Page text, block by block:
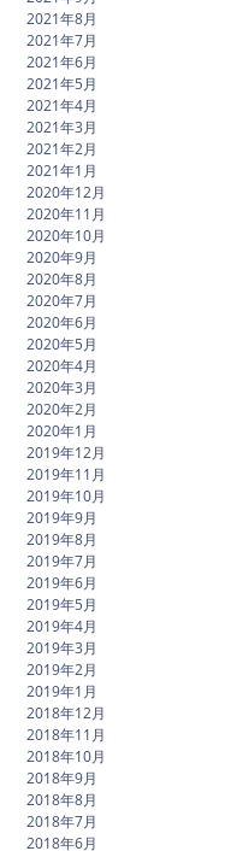
2021年8月
2021年7月
2021年6月
2021年5月
2021年4月
2021年3月
2021年2月
2021年1月
2020年12月
2020年11月
2020年10月
2020年9月
2020年8月
2020年7月
2020年6月
2020年5月
2020年4月
2020年3月
2020年2月
2020年1月
2019年12月
2019年11月
2019年10月
2019年9月
2019年8月
2019年7月
2019年6月
2019年5月
2019年4月
2019年3月
2019年2月
2019年1月
2018年12月
2018年11月
2018年10月
2018年9月
2018年8月
2018年7月
2018年6月